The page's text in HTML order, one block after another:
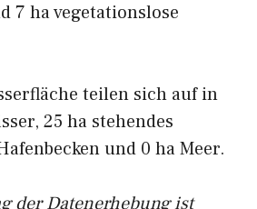
7 ha vegetationslose
teilen sich auf in
25 ha stehendes
und 0 ha Meer.
der Datenerhebung ist